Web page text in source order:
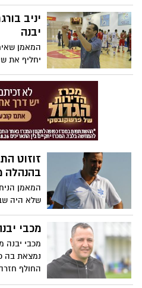
"זיהיתי בך
כדרך
כי לעולם
שמעבר
יניב
יבנה
המאמן
יחליף את
החתימה:
זוזוט
בהנהלה
המאמן
שלא היה
לאחרונה -
במועדון
מכבי
מכבי
נמצאת בה
החולף